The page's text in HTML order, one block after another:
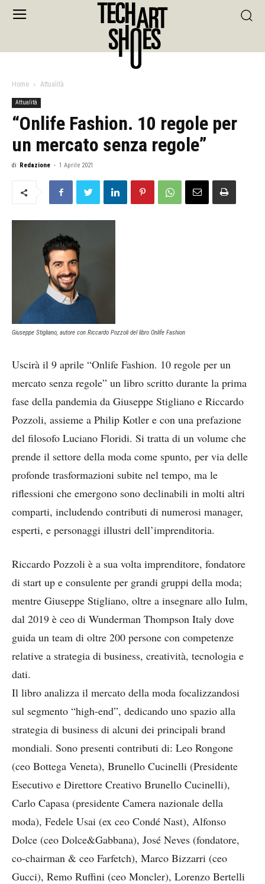
Home Attualità
Attualità
“Onlife Fashion. 10 regole per
un mercato senza regole”
di Redazione - 1 Aprile 2021
Giuseppe Stigliano, autore con Riccardo Pozzoli del libro Onlife Fashion
Uscirà il 9 aprile “Onlife Fashion. 10 regole per un
mercato senza regole” un libro scritto durante la prima
fase della pandemia da Giuseppe Stigliano e Riccardo
Pozzoli, assieme a Philip Kotler e con una prefazione
del filosofo Luciano Floridi. Si tratta di un volume che
prende il settore della moda come spunto, per via delle
profonde trasformazioni subite nel tempo, ma le
riflessioni che emergono sono declinabili in molti altri
comparti, includendo contributi di numerosi manager,
esperti, e personaggi illustri dell’imprenditoria.
Riccardo Pozzoli è a sua volta imprenditore, fondatore
di start up e consulente per grandi gruppi della moda;
mentre Giuseppe Stigliano, oltre a insegnare allo Iulm,
dal 2019 è ceo di Wunderman Thompson Italy dove
guida un team di oltre 200 persone con competenze
relative a strategia di business, creatività, tecnologia e
dati.
Il libro analizza il mercato della moda focalizzandosi
sul segmento “high-end”, dedicando uno spazio alla
strategia di business di alcuni dei principali brand
mondiali. Sono presenti contributi di: Leo Rongone
(ceo Bottega Veneta), Brunello Cucinelli (Presidente
Esecutivo e Direttore Creativo Brunello Cucinelli),
Carlo Capasa (presidente Camera nazionale della
moda), Fedele Usai (ex ceo Condé Nast), Alfonso
Dolce (ceo Dolce&Gabbana), José Neves (fondatore,
co-chairman & ceo Farfetch), Marco Bizzarri (ceo
Gucci), Remo Ruffini (ceo Moncler), Lorenzo Bertelli